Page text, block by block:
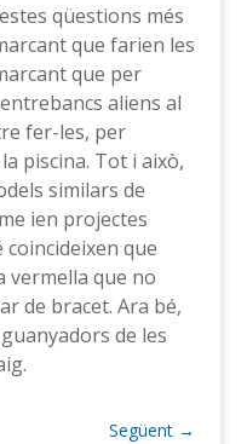
qüestions més
que farien les
que per
aliens al
fer-les, per
piscina. Tot i això,
similars de
ien projectes
que
vermella que no
de bracet. Ara bé,
de les
Següent →